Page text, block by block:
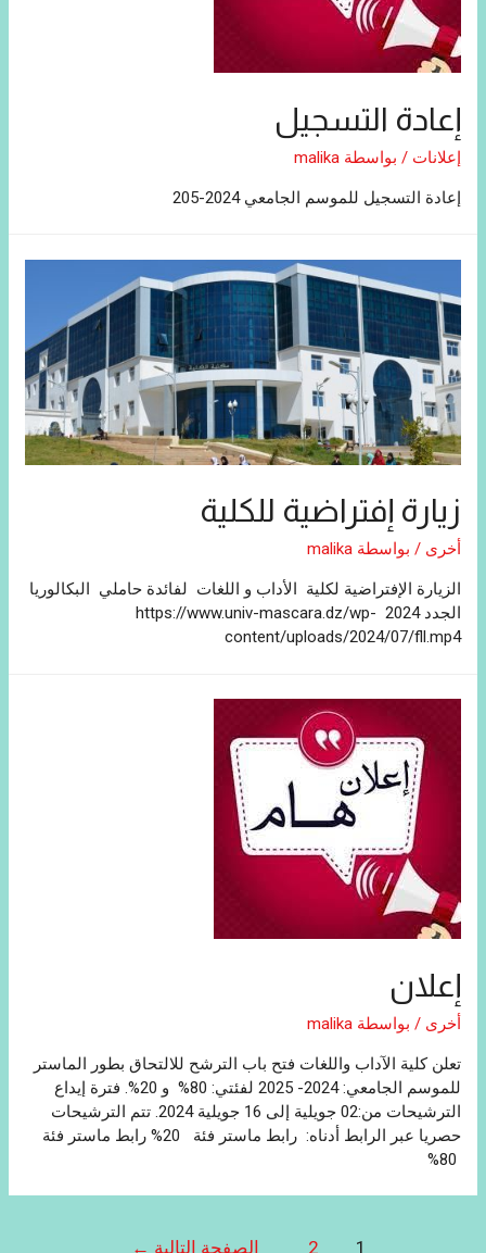
إعادة التسجيل
إعلانات / بواسطة malika
إعادة التسجيل للموسم الجامعي 2024-205
زيارة إفتراضية للكلية
أخرى / بواسطة malika
الزيارة الإفتراضية لكلية الأداب و اللغات لفائدة حاملي البكالوريا
الجدد 2024 https://www.univ-mascara.dz/wp-
content/uploads/2024/07/fll.mp4
إعلان
أخرى / بواسطة malika
تعلن كلية الآداب واللغات فتح باب الترشح للالتحاق بطور الماستر
للموسم الجامعي: 2024- 2025 لفئتي: 80% و 20%. فترة إيداع
الترشيحات من:02 جويلية إلى 16 جويلية 2024. تتم الترشيحات
حصريا عبر الرابط أدناه: رابط ماستر فئة 20% رابط ماستر فئة
1
2 الصفحة التالية ←